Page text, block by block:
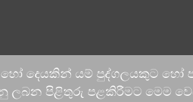
හෝ දෙයකින් යම් පුද්ගලයකුට
පිළිතුරු පළකිරීමට මෙම වෙබ්